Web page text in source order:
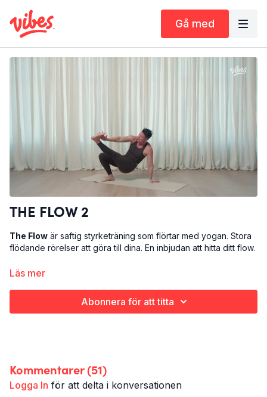
Gå med
THE FLOW 2
The Flow är saftig styrketräning som flörtar med yogan. Stora
flödande rörelser att göra till dina. En inbjudan att hitta ditt flow.
Alla pass av The Flow följer samma mönster. De är 40 minuter
följer två flöden av övningar som bygger styrka och ger en
lite extra fokus ligger på coremusklerna. En del tufffare
element dyker upp som tex Bingopennan och en leg switch -
som antingen görs som kliv eller hopp. Känn dig alltid fri att
Läs mer
Abonnera för att titta
Kommentarer (51)
Logga In för att delta i konversationen